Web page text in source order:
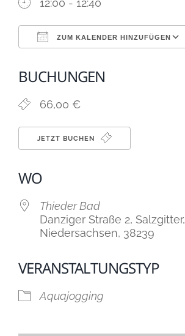
12:00 - 12:40
ZUM KALENDER HINZUFÜGEN
BUCHUNGEN
66,00 €
JETZT BUCHEN
WO
Thieder Bad
Danziger Straße 2, Salzgitter,
Niedersachsen, 38239
VERANSTALTUNGSTYP
Aquajogging